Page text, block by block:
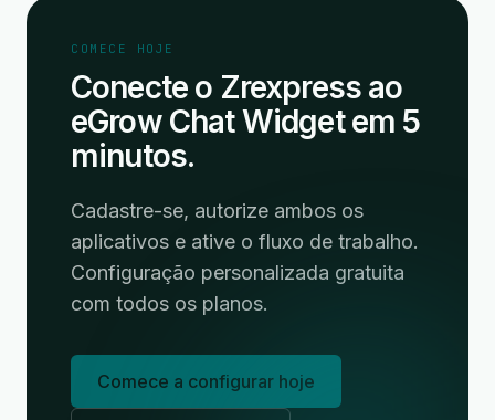
COMECE HOJE
Conecte o Zrexpress ao
eGrow Chat Widget em 5
minutos.
Cadastre-se, autorize ambos os
aplicativos e ative o fluxo de trabalho.
Configuração personalizada gratuita
com todos os planos.
Comece a configurar hoje